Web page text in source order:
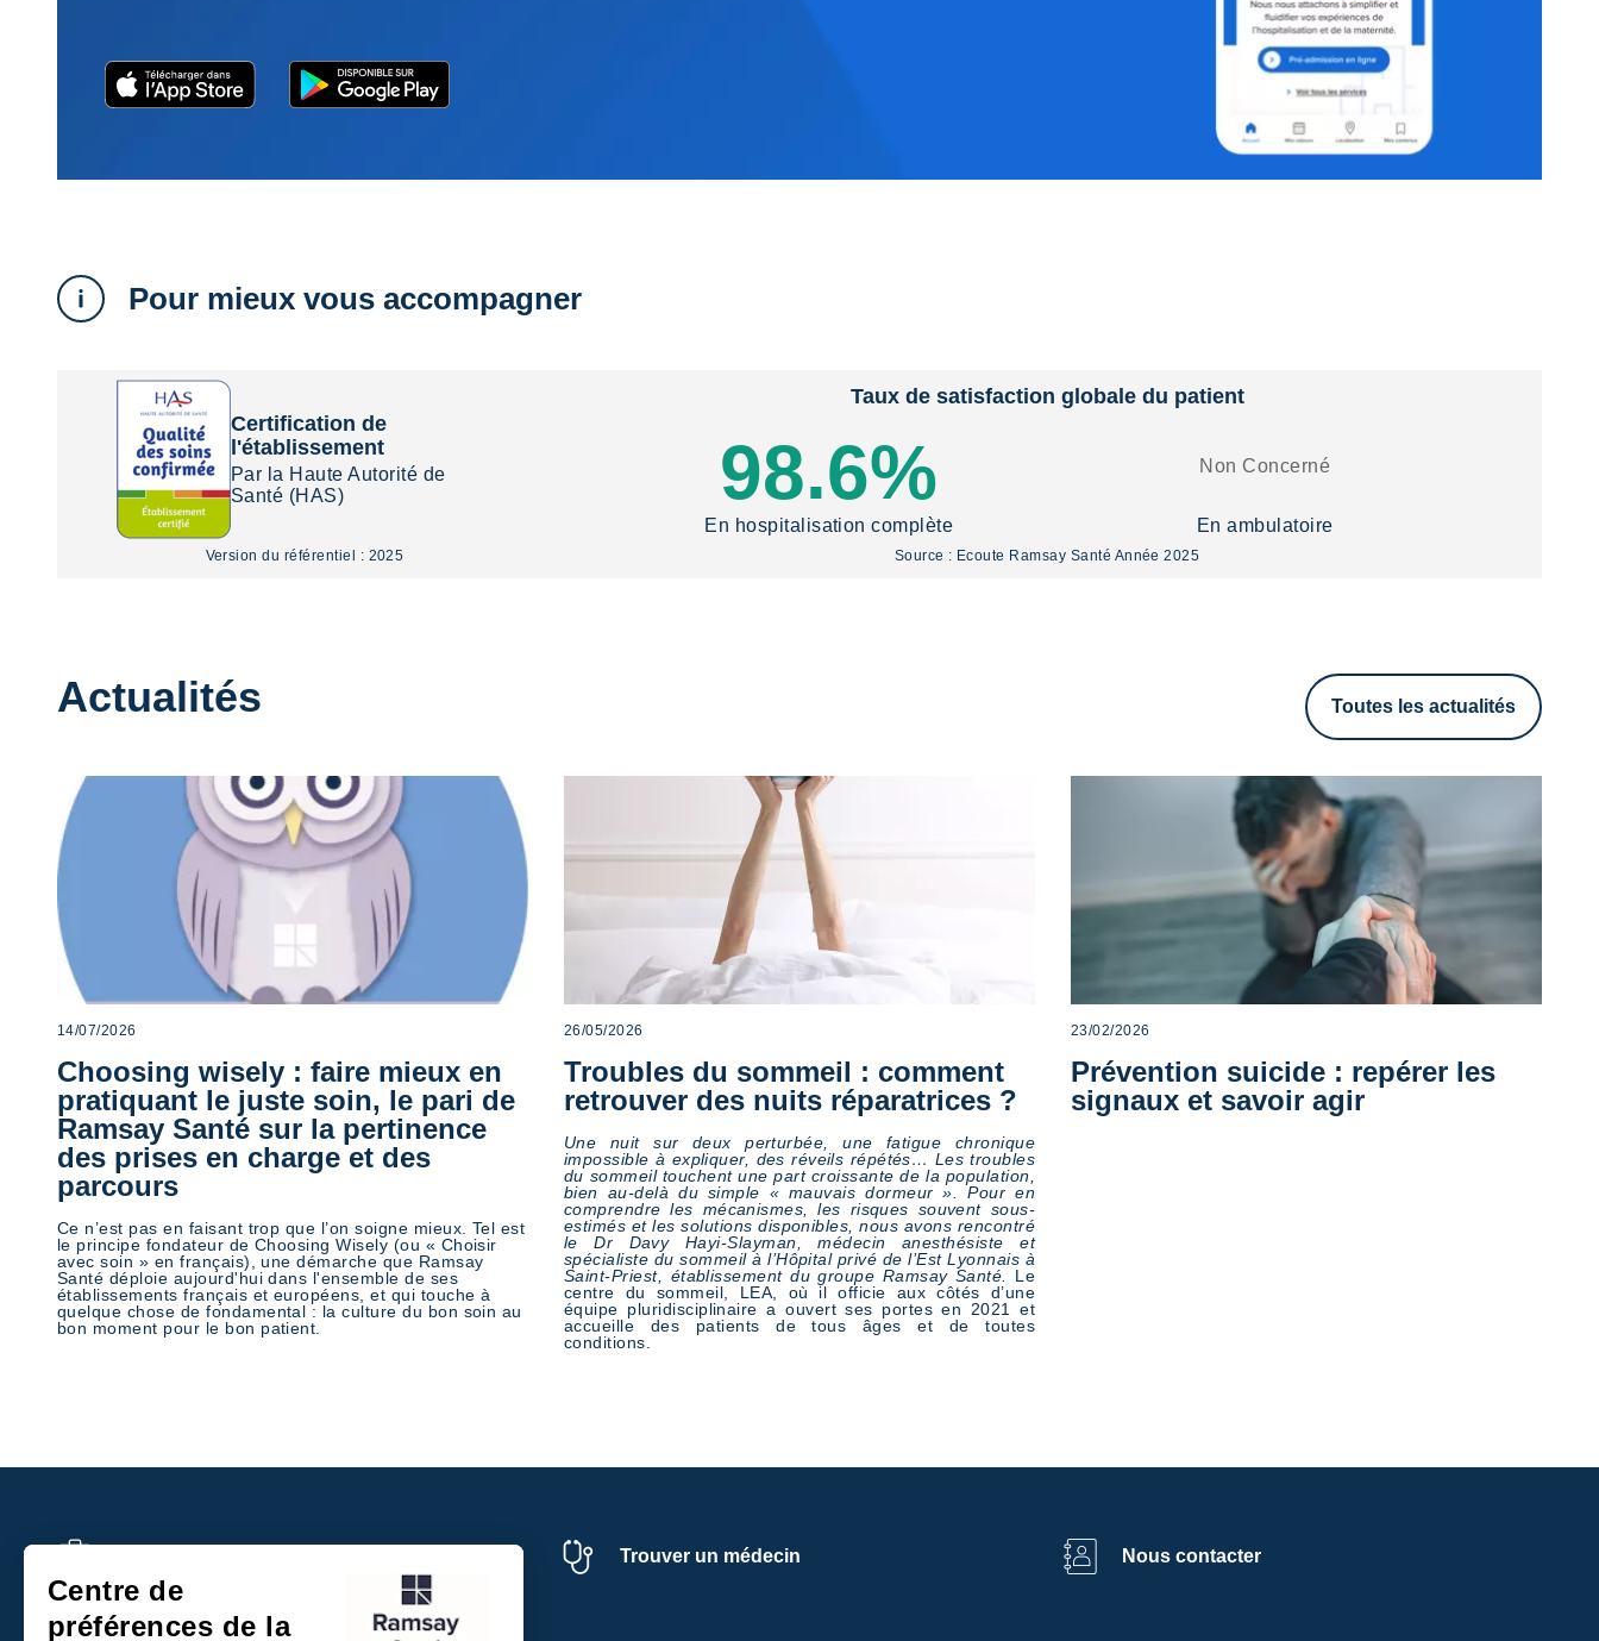
Pour mieux vous accompagner
Certification de
l'établissement
Par la Haute Autorité de
Santé (HAS)
Version du référentiel : 2025
Taux de satisfaction globale du patient
98.6%
En hospitalisation complète
Non Concerné
En ambulatoire
Source : Ecoute Ramsay Santé Année 2025
Actualités Toutes les actualités
14/07/2026
Choosing wisely : faire mieux en
pratiquant le juste soin, le pari de
Ramsay Santé sur la pertinence
des prises en charge et des
parcours
Ce n’est pas en faisant trop que l’on soigne mieux. Tel est
le principe fondateur de Choosing Wisely (ou « Choisir
avec soin » en français), une démarche que Ramsay
Santé déploie aujourd'hui dans l'ensemble de ses
établissements français et européens, et qui touche à
quelque chose de fondamental : la culture du bon soin au
bon moment pour le bon patient.
26/05/2026
Troubles du sommeil : comment
retrouver des nuits réparatrices ?
Une nuit sur deux perturbée, une fatigue chronique
impossible à expliquer, des réveils répétés… Les troubles
du sommeil touchent une part croissante de la population,
bien au-delà du simple « mauvais dormeur ». Pour en
comprendre les mécanismes, les risques souvent sous-
estimés et les solutions disponibles, nous avons rencontré
le Dr Davy Hayi-Slayman, médecin anesthésiste et
spécialiste du sommeil à l’Hôpital privé de l’Est Lyonnais à
Saint-Priest, établissement du groupe Ramsay Santé. Le
centre du sommeil, LEA, où il officie aux côtés d’une
équipe pluridisciplinaire a ouvert ses portes en 2021 et
accueille des patients de tous âges et de toutes
conditions.
23/02/2026
Prévention suicide : repérer les
signaux et savoir agir
Trouver un médecin Nous contacter
Paiement en ligne
Centre de
préférences de la